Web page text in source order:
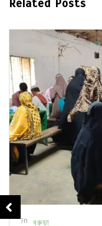
Related Posts
In বরুড়া